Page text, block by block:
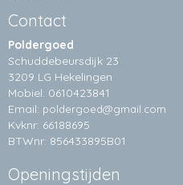
Contact
Poldergoed
Schuddebeursdijk 23
3209 LG Hekelingen
Mobiel: 0610423841
Email: poldergoed@gmail.com
Kvknr: 66188695
BTWnr: 856433895B01
Openingstijden